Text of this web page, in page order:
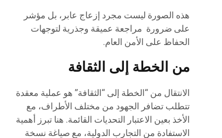
هذه الصورة ليست مجرد إزعاج عابر، بل مؤشر
على ضرورة مراجعة عميقة وجذرية لتوجهات
الحفاظ على الأمن العام.
من الخطة إلى الثقافة
الانتقال من “الخطة إلى “الثقافة” هو عملية معقدة
تتطلب تضافر الجهود من مختلف الأطراف، مع
الأخذ بعين الاعتبار التحديات القائمة. هنا تبرز أهمية
الاستفادة من التجارب الدولية، مع صياغة نسخة